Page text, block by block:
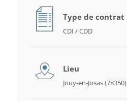
Type de contrat
CDI / CDD
Lieu
Jouy-en-Josas (78350)